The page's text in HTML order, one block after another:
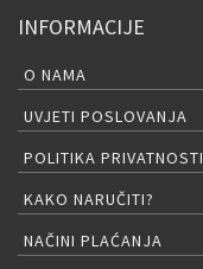
INFORMACIJE
O NAMA
UVJETI POSLOVANJA
POLITIKA PRIVATNOSTI
KAKO NARUČITI?
NAČINI PLAĆANJA